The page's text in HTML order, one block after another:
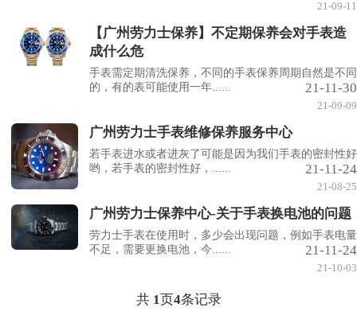
21-09-11
【广州劳力士保养】不定期保养会对手表造
成什么危
手表需定期清洗保养，不同的手表保养周期自然是不同
的，有的表可能使用一年......
21-11-30
21-09-09
广州劳力士手表维修保养服务中心
若手表进水或者进灰了可能是因为我们手表的密封性好
哟，若手表的密封性好，......
21-11-24
21-08-25
广州劳力士保养中心-关于手表换电池的问题
劳力士手表在使用时，多少会出现问题，例如手表电量
不足，需要更换电池，今......
21-11-24
21-10-03
共 1 页4条记录